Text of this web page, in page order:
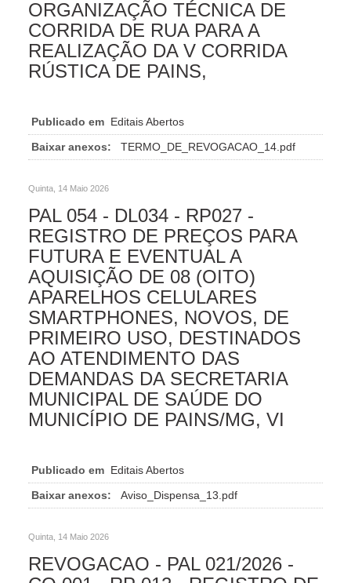
ORGANIZAÇÃO TÉCNICA DE
CORRIDA DE RUA PARA A
REALIZAÇÃO DA V CORRIDA
RÚSTICA DE PAINS,
Publicado em Editais Abertos
Baixar anexos:
TERMO_DE_REVOGACAO_14.pdf
Quinta, 14 Maio 2026
PAL 054 - DL034 - RP027 -
REGISTRO DE PREÇOS PARA
FUTURA E EVENTUAL A
AQUISIÇÃO DE 08 (OITO)
APARELHOS CELULARES
SMARTPHONES, NOVOS, DE
PRIMEIRO USO, DESTINADOS
AO ATENDIMENTO DAS
DEMANDAS DA SECRETARIA
MUNICIPAL DE SAÚDE DO
MUNICÍPIO DE PAINS/MG, VI
Publicado em Editais Abertos
Baixar anexos:
Aviso_Dispensa_13.pdf
Quinta, 14 Maio 2026
REVOGACAO - PAL 021/2026 -